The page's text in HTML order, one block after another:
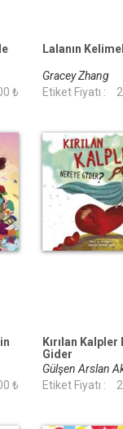
₺
Lalanın
Gracey Zhang
Etiket Fiyatı :
₺
Kırılan Kalpler
Gider
Gülşen Arslan
Etiket Fiyatı :